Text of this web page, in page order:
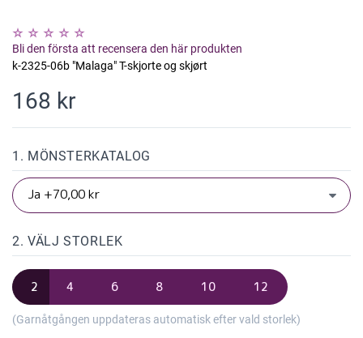
Bli den första att recensera den här produkten
k-2325-06b "Malaga" T-skjorte og skjørt
168 kr
1. MÖNSTERKATALOG
2. VÄLJ STORLEK
2 4 6 8 10 12
(Garnåtgången uppdateras automatisk efter vald storlek)